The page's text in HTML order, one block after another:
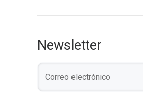
Newsletter